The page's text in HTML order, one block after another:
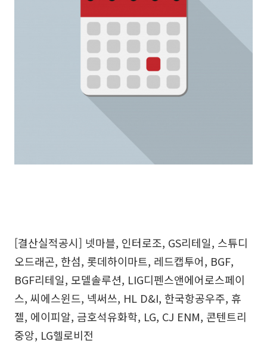
[결산실적공시] 넷마블, 인터로조, GS리테일, 스튜디
오드래곤, 한섬, 롯데하이마트, 레드캡투어, BGF,
BGF리테일, 모델솔루션, LIG디펜스앤에어로스페이
스, 씨에스윈드, 넥써쓰, HL D&I, 한국항공우주, 휴
젤, 에이피알, 금호석유화학, LG, CJ ENM, 콘텐트리
중앙, LG헬로비전